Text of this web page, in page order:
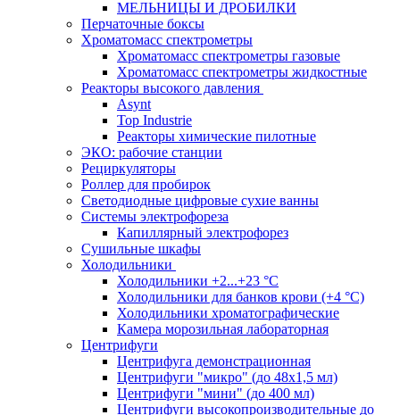
МЕЛЬНИЦЫ И ДРОБИЛКИ
Перчаточные боксы
Хроматомасс спектрометры
Хроматомасс спектрометры газовые
Хроматомасс спектрометры жидкостные
Реакторы высокого давления
Asynt
Top Industrie
Реакторы химические пилотные
ЭКО: рабочие станции
Рециркуляторы
Роллер для пробирок
Светодиодные цифровые сухие ванны
Системы электрофореза
Капиллярный электрофорез
Сушильные шкафы
Холодильники
Холодильники +2...+23 °С
Холодильники для банков крови (+4 °С)
Холодильники хроматографические
Камера морозильная лабораторная
Центрифуги
Центрифуга демонстрационная
Центрифуги "микро" (до 48x1,5 мл)
Центрифуги "мини" (до 400 мл)
Центрифуги высокопроизводительные до